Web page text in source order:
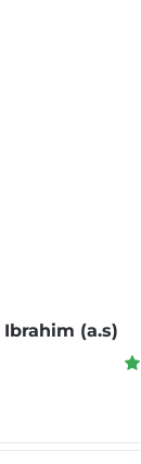
Ibrahim (a.s)